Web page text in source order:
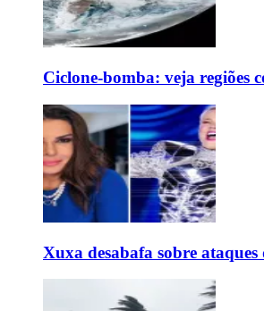
Ciclone-bomba: veja regiões
Xuxa desabafa sobre